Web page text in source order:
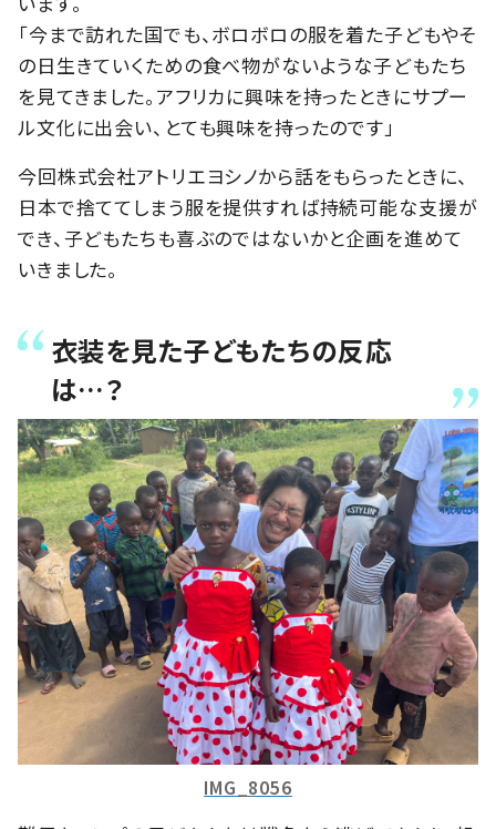
「今まで訪れた国でも、ボロボロの服を着た子どもやそ
の日生きていくための食べ物がないような子どもたち
を見てきました。アフリカに興味を持ったときにサプー
ル文化に出会い、とても興味を持ったのです」
今回株式会社アトリエヨシノから話をもらったときに、
日本で捨ててしまう服を提供すれば持続可能な支援が
でき、子どもたちも喜ぶのではないかと企画を進めて
いきました。
衣装を見た子どもたちの反応
は…？
IMG_8056